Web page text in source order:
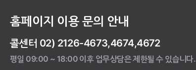
홈페이지 이용 문의 안내
콜센터 02) 2126-4673,4674,4672
평일 09:00 ~ 18:00 이후 업무상담은 제한될 수 있습니다.